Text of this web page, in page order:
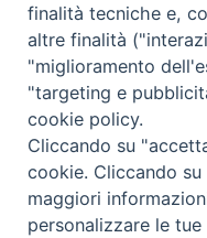
Orari Curia
Mar. / Mer. / Giov.
nei mesi estivi solo
finalità tecniche e,
altre finalità
"miglioramento
"targeting e
cookie policy.
Cliccando su
cookie. Cliccando
maggiori
personalizzare le